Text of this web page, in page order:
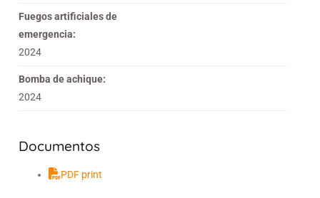
Fuegos artificiales de
emergencia:
2024
Bomba de achique:
2024
Documentos
PDF print